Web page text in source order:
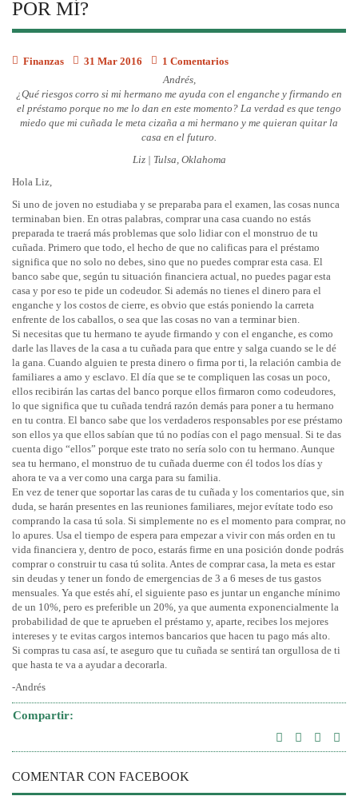
POR MÍ?
Finanzas 31 Mar 2016
1 Comentarios
Andrés,
¿Qué riesgos corro si mi hermano me ayuda con el enganche y firmando en
el préstamo porque no me lo dan en este momento? La verdad es que tengo
miedo que mi cuñada le meta cizaña a mi hermano y me quieran quitar la
casa en el futuro.
Liz | Tulsa, Oklahoma
Hola Liz,
Si uno de joven no estudiaba y se preparaba para el examen, las cosas nunca
terminaban bien. En otras palabras, comprar una casa cuando no estás
preparada te traerá más problemas que solo lidiar con el monstruo de tu
cuñada. Primero que todo, el hecho de que no calificas para el préstamo
significa que no solo no debes, sino que no puedes comprar esta casa. El
banco sabe que, según tu situación financiera actual, no puedes pagar esta
casa y por eso te pide un codeudor. Si además no tienes el dinero para el
enganche y los costos de cierre, es obvio que estás poniendo la carreta
enfrente de los caballos, o sea que las cosas no van a terminar bien.
Si necesitas que tu hermano te ayude firmando y con el enganche, es como
darle las llaves de la casa a tu cuñada para que entre y salga cuando se le dé
la gana. Cuando alguien te presta dinero o firma por ti, la relación cambia de
familiares a amo y esclavo. El día que se te compliquen las cosas un poco,
ellos recibirán las cartas del banco porque ellos firmaron como codeudores,
lo que significa que tu cuñada tendrá razón demás para poner a tu hermano
en tu contra. El banco sabe que los verdaderos responsables por ese préstamo
son ellos ya que ellos sabían que tú no podías con el pago mensual. Si te das
cuenta digo “ellos” porque este trato no sería solo con tu hermano. Aunque
sea tu hermano, el monstruo de tu cuñada duerme con él todos los días y
ahora te va a ver como una carga para su familia.
En vez de tener que soportar las caras de tu cuñada y los comentarios que, sin
duda, se harán presentes en las reuniones familiares, mejor evítate todo eso
comprando la casa tú sola. Si simplemente no es el momento para comprar, no
lo apures. Usa el tiempo de espera para empezar a vivir con más orden en tu
vida financiera y, dentro de poco, estarás firme en una posición donde podrás
comprar o construir tu casa tú solita. Antes de comprar casa, la meta es estar
sin deudas y tener un fondo de emergencias de 3 a 6 meses de tus gastos
mensuales. Ya que estés ahí, el siguiente paso es juntar un enganche mínimo
de un 10%, pero es preferible un 20%, ya que aumenta exponencialmente la
probabilidad de que te aprueben el préstamo y, aparte, recibes los mejores
intereses y te evitas cargos internos bancarios que hacen tu pago más alto.
Si compras tu casa así, te aseguro que tu cuñada se sentirá tan orgullosa de ti
que hasta te va a ayudar a decorarla.
-Andrés
Compartir:
COMENTAR CON FACEBOOK